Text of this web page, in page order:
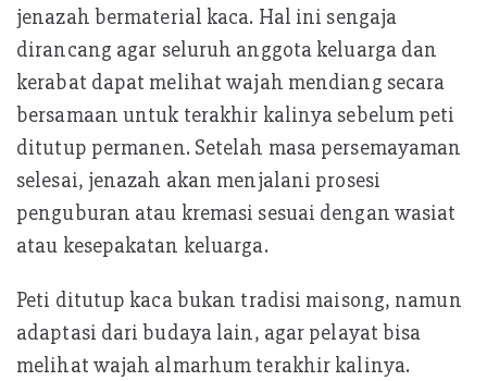
jenazah bermaterial kaca. Hal ini sengaja
dirancang agar seluruh anggota keluarga dan
kerabat dapat melihat wajah mendiang secara
bersamaan untuk terakhir kalinya sebelum peti
ditutup permanen. Setelah masa persemayaman
selesai, jenazah akan menjalani prosesi
penguburan atau kremasi sesuai dengan wasiat
atau kesepakatan keluarga.
Peti ditutup kaca bukan tradisi maisong, namun
adaptasi dari budaya lain, agar pelayat bisa
melihat wajah almarhum terakhir kalinya.